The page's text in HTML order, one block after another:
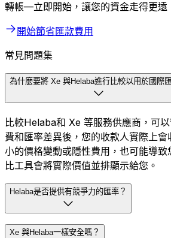
轉帳—立即開始，讓您的資金走得更遠
開始節省匯款費用
常見問題集
為什麼要將 Xe 與Helaba進行比較以用於國際
比較Helaba和 Xe 等服務供應商，可
費和匯率差異後，您的收款人實際上
小的價格變動或隱性費用，也可能導
比工具會將實際價值並排顯示給您。
Helaba是否提供有競爭力的匯率？
Xe 與Helaba一樣安全嗎？